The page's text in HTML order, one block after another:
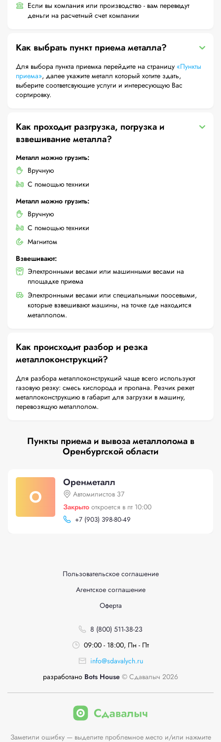
Если вы компания или производство - вам переведут
деньги на расчетный счет компании
Как выбрать пункт приема металла?
Для выбора пункта приемка перейдите на страницу «Пункты
приема», далее укажите металл который хотите здать,
выберите соответсвующие услуги и интересующую Вас
сортировку.
Как проходит разгрузка, погрузка и
взвешивание металла?
Металл можно грузить:
Вручную
С помощью техники
Металл можно грузить:
Вручную
С помощью техники
Магнитом
Взвешивают:
Электронными весами или машинными весами на
площадке приема
Электронными весами или специальными поосевыми,
которые взвешивают машины, на точке где находится
металлолом.
Как происходит разбор и резка
металлоконструкций?
Для разбора металлоконструкций чаще всего используют
газовую резку: смесь кислорода и пропана. Резчик режет
металлоконструкцию в габарит для загрузки в машину,
перевозящую металлолом.
Пункты приема и вывоза металлолома в
Оренбургской области
О
Оренметалл
Автомилистов 37
Закрыто откроется в пт 10:00
+7 (903) 398-80-49
Пользовательское соглашение
Агентское соглашение
Оферта
8 (800) 511-38-23
09:00 - 18:00, Пн - Пт
info@sdavalych.ru
разработано Bots House © Сдавалыч 2026
Заметили ошибку — выделите проблемное место и/или нажмите